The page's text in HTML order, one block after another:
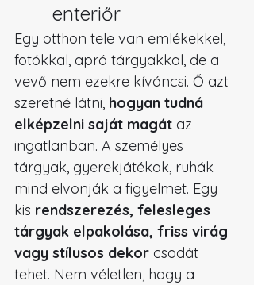
enteriőr
Egy otthon tele van emlékekkel,
fotókkal, apró tárgyakkal, de a
vevő nem ezekre kíváncsi. Ő azt
szeretné látni, hogyan tudná
elképzelni saját magát az
ingatlanban. A személyes
tárgyak, gyerekjátékok, ruhák
mind elvonják a figyelmet. Egy
kis rendszerezés, felesleges
tárgyak elpakolása, friss virág
vagy stílusos dekor csodát
tehet. Nem véletlen, hogy a